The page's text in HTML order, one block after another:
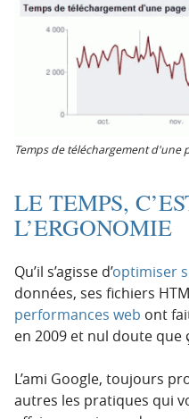
Temps de téléchargement d'une
LE TEMPS,
L’ERGONOMIE
Qu’il s’agisse d’optimiser
données, ses fichiers
performances web ont
en 2009 et nul doute que
L’ami Google, toujours
autres les pratiques qui